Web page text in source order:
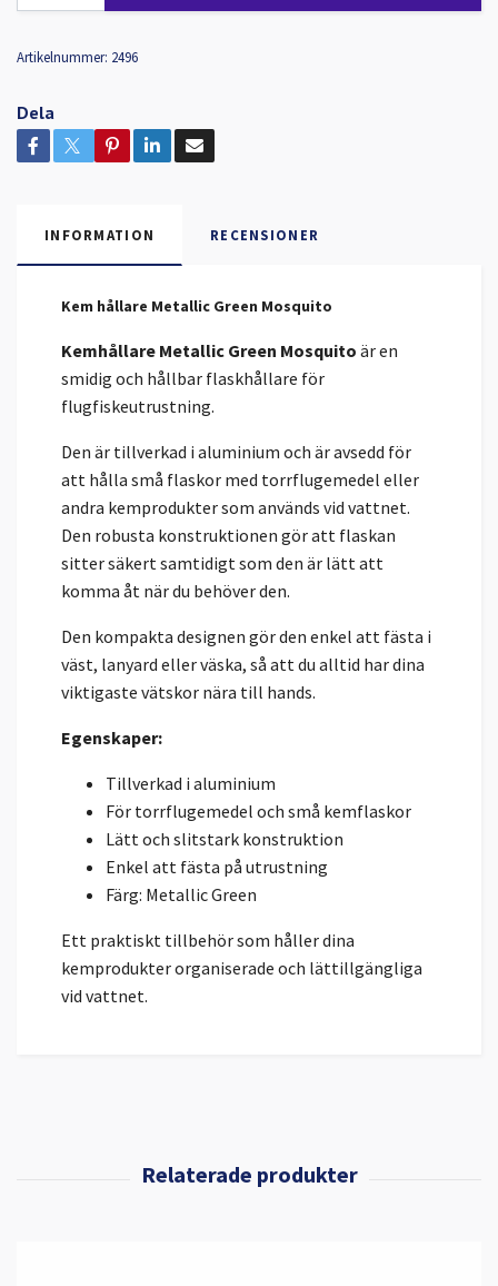
Artikelnummer: 2496
Dela
INFORMATION RECENSIONER
Kem hållare Metallic Green Mosquito
Kemhållare Metallic Green Mosquito är en
smidig och hållbar flaskhållare för
flugfiskeutrustning.
Den är tillverkad i aluminium och är avsedd för
att hålla små flaskor med torrflugemedel eller
andra kemprodukter som används vid vattnet.
Den robusta konstruktionen gör att flaskan
sitter säkert samtidigt som den är lätt att
komma åt när du behöver den.
Den kompakta designen gör den enkel att fästa i
väst, lanyard eller väska, så att du alltid har dina
viktigaste vätskor nära till hands.
Egenskaper:
Tillverkad i aluminium
För torrflugemedel och små kemflaskor
Lätt och slitstark konstruktion
Enkel att fästa på utrustning
Färg: Metallic Green
Ett praktiskt tillbehör som håller dina
kemprodukter organiserade och lättillgängliga
vid vattnet.